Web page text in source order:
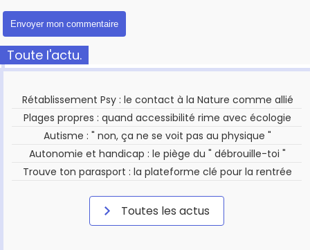
Toute l'actu.
Rétablissement Psy : le contact à la Nature comme allié
Plages propres : quand accessibilité rime avec écologie
Autisme : " non, ça ne se voit pas au physique "
Autonomie et handicap : le piège du " débrouille-toi "
Trouve ton parasport : la plateforme clé pour la rentrée
Toutes les actus